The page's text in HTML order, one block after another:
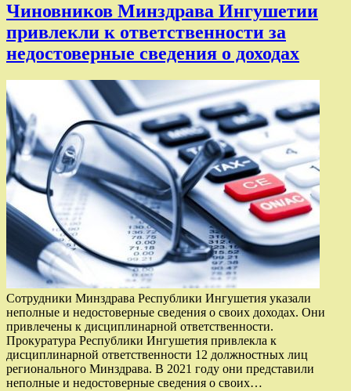
Чиновников Минздрава Ингушетии
привлекли к ответственности за
недостоверные сведения о доходах
Сотрудники Минздрава Республики Ингушетия указали
неполные и недостоверные сведения о своих доходах. Они
привлечены к дисциплинарной ответственности.
Прокуратура Республики Ингушетия привлекла к
дисциплинарной ответственности 12 должностных лиц
регионального Минздрава. В 2021 году они представили
неполные и недостоверные сведения о своих…